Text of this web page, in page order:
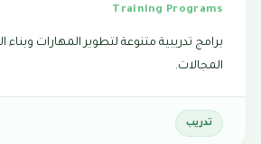
Training Programs
برامج تدريبية متنوعة لتطوير المهارات
المجالات.
تدريب